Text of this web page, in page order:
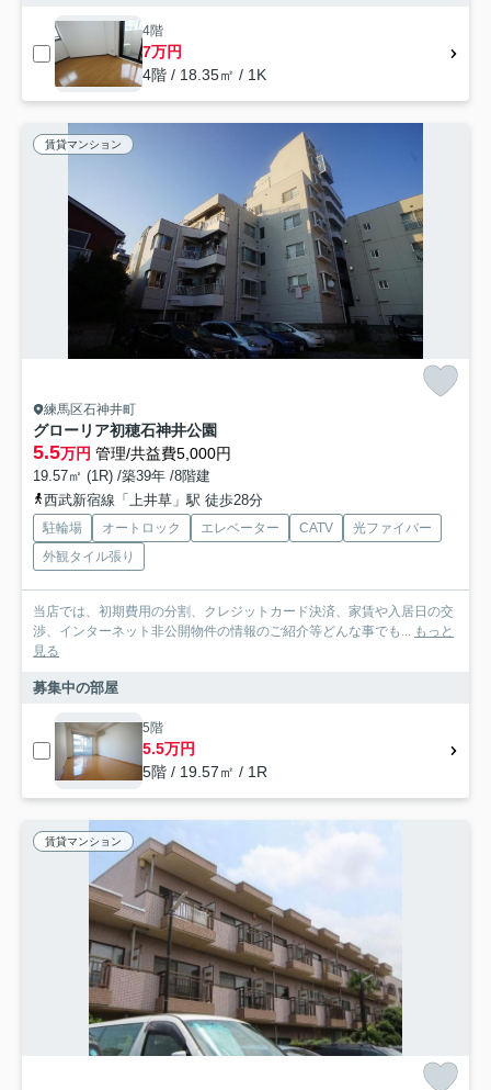
4階
7万円
4階 / 18.35㎡ / 1K
賃貸マンション
練馬区石神井町
グローリア初穂石神井公園
5.5万円 管理/共益費5,000円
19.57㎡ (1R) /築39年 /8階建
西武新宿線「上井草」駅 徒歩28分
駐輪場 オートロック エレベーター CATV
光ファイバー
外観タイル張り
当店では、初期費用の分割、クレジットカード決済、家賃や入居日の交
渉、インターネット非公開物件の情報のご紹介等どんな事でも... もっと
見る
募集中の部屋
5階
5.5万円
5階 / 19.57㎡ / 1R
賃貸マンション